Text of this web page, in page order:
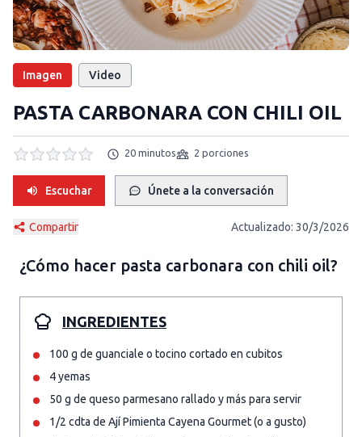
Imagen Video
PASTA CARBONARA CON CHILI OIL
20 minutos 2 porciones
Escuchar Únete a la conversación
Compartir Actualizado: 30/3/2026
¿Cómo hacer pasta carbonara con chili oil?
INGREDIENTES
100 g de guanciale o tocino cortado en cubitos
4 yemas
50 g de queso parmesano rallado y más para servir
1/2 cdta de Ají Pimienta Cayena Gourmet (o a gusto)